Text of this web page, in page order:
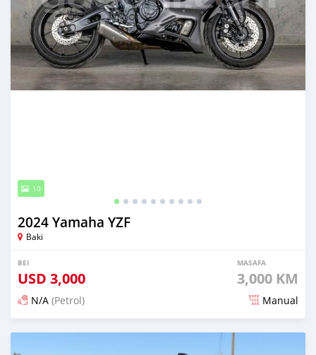
10
2024 Yamaha YZF
Baki
BEI
USD 3,000
MASAFA
3,000 KM
N/A (Petrol) Manual
Ilitangazwa miezi 5 iliopita